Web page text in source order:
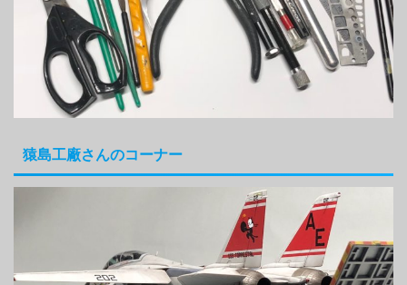
猿島工廠さんのコーナー